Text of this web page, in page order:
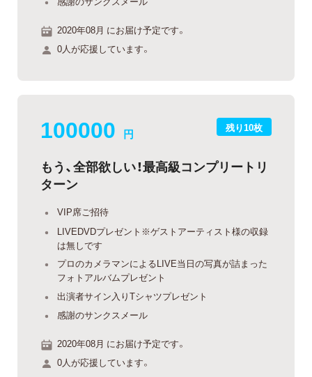
2020年08月 にお届け予定です。
0人が応援しています。
残り10枚
100000 円
もう、全部欲しい！最高級コンプリートリ
ターン
VIP席ご招待
LIVEDVDプレゼント※ゲストアーティスト様の収録
は無しです
プロのカメラマンによるLIVE当日の写真が詰まった
フォトアルバムプレゼント
出演者サイン入りTシャツプレゼント
感謝のサンクスメール
2020年08月 にお届け予定です。
0人が応援しています。